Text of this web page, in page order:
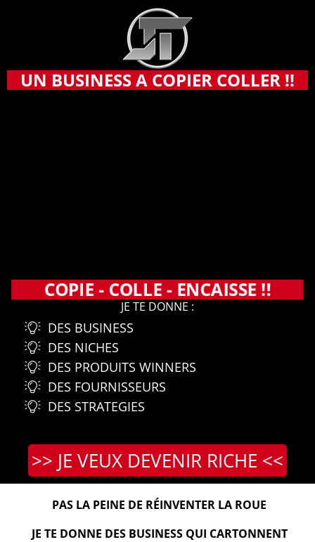
UN BUSINESS A COPIER COLLER !!
COPIE - COLLE - ENCAISSE !!
JE TE DONNE :
DES BUSINESS
DES NICHES
DES PRODUITS WINNERS
DES FOURNISSEURS
DES STRATEGIES
>> JE VEUX DEVENIR RICHE <<
PAS LA PEINE DE RÉINVENTER LA ROUE
JE TE DONNE DES BUSINESS QUI CARTONNENT